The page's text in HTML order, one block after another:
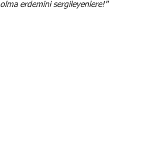
olma erdemini sergileyenlere!"